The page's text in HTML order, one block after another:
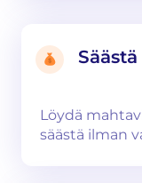
Löydä
säästä ilman